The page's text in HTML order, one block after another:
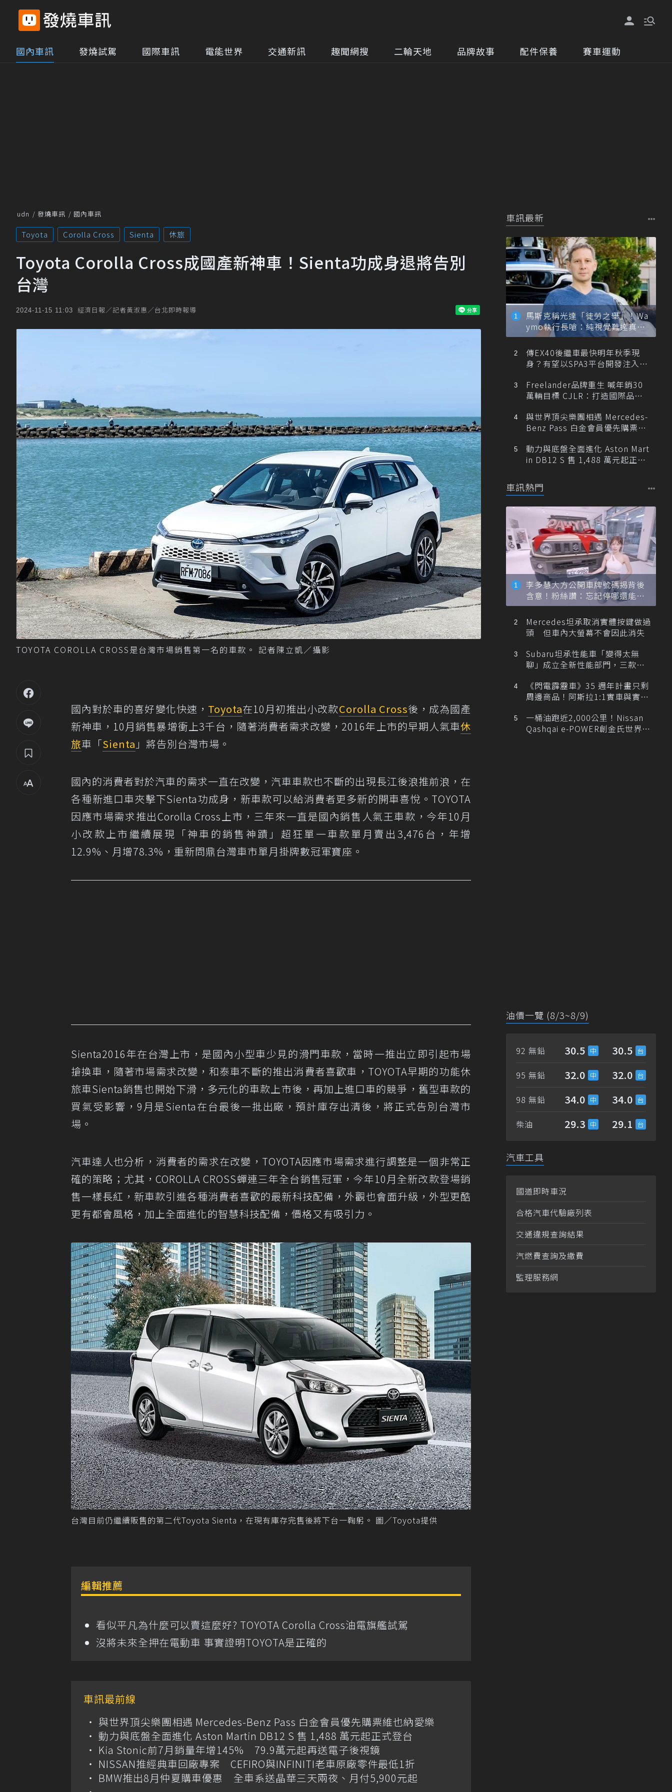
國內車訊 發燒試駕 國際車訊 電能世界 交通新訊 趣聞網搜 二輪天地 品牌故事 配件保養 賽車運動
udn 發燒車訊 國內車訊
Toyota Corolla Cross Sienta 休旅
Toyota Corolla Cross成國產新神車！Sienta功成身退將告別
台灣
2024-11-15 11:03 經濟日報／記者黃淑惠／台北即時報導
TOYOTA COROLLA CROSS是台灣市場銷售第一名的車款。 記者陳立凱／攝影
國內對於車的喜好變化快速， Toyota在10月初推出小改款Corolla Cross後，成為國產
新神車，10月銷售暴增衝上3千台，隨著消費者需求改變，2016年上市的早期人氣車休
旅車「Sienta 」將告別台灣市場。
國內的消費者對於汽車的需求一直在改變，汽車車款也不斷的出現長江後浪推前浪，在
各種新進口車夾擊下Sienta功成身，新車款可以給消費者更多新的開車喜悅。TOYOTA
因應市場需求推出Corolla Cross上市，三年來一直是國內銷售人氣王車款，今年10月
小改款上市繼續展現「神車的銷售神蹟」超狂單一車款單月賣出3,476台，年增
12.9%、月增78.3%，重新問鼎台灣車市單月掛牌數冠軍寶座。
Sienta2016年在台灣上市，是國內小型車少見的滑門車款，當時一推出立即引起市場
搶換車，隨著市場需求改變，和泰車不斷的推出消費者喜歡車，TOYOTA早期的功能休
旅車Sienta銷售也開始下滑，多元化的車款上市後，再加上進口車的競爭，舊型車款的
買氣受影響，9月是Sienta在台最後一批出廠，預計庫存出清後，將正式告別台灣市
場。
汽車達人也分析，消費者的需求在改變，TOYOTA因應市場需求進行調整是一個非常正
確的策略；尤其，COROLLA CROSS蟬連三年全台銷售冠軍，今年10月全新改款登場銷
售一樣長紅，新車款引進各種消費者喜歡的最新科技配備，外觀也會面升級，外型更酷
更有都會風格，加上全面進化的智慧科技配備，價格又有吸引力。
台灣目前仍繼續販售的第二代Toyota Sienta，在現有庫存完售後將下台一鞠躬。 圖／Toyota提供
編輯推薦
看似平凡為什麼可以賣這麼好? TOYOTA Corolla Cross油電旗艦試駕
沒將未來全押在電動車 事實證明TOYOTA是正確的
車訊最前線
與世界頂尖樂團相遇 Mercedes-Benz Pass 白金會員優先購票維也納愛樂
動力與底盤全面進化 Aston Martin DB12 S 售 1,488 萬元起正式登台
Kia Stonic前7月銷量年增145% 79.9萬元起再送電子後視鏡
NISSAN推經典車回廠專案 CEFIRO與INFINITI老車原廠零件最低1折
BMW推出8月仲夏購車優惠 全車系送晶華三天兩夜、月付5,900元起
車訊最新
馬斯克稱光達「徒勞之舉」！Wa
ymo執行長嗆：純視覺難達真正
自動駕駛
傳EX40後繼車最快明年秋季現
身？有望以SPA3平台開發注入80
Freelander品牌重生 喊年銷30
萬輛目標 CJLR：打造國際品牌
與世界頂尖樂團相遇 Mercedes-
Benz Pass 白金會員優先購票維
動力與底盤全面進化 Aston Mart
in DB12 S 售 1,488 萬元起正式
車訊熱門
李多慧大方公開車牌號碼揭背後
含意！粉絲讚：忘記停哪還能幫
忙找車
Mercedes坦承取消實體按鍵做過
頭 但車內大螢幕不會因此消失
Subaru坦承性能車「變得太無
聊」成立全新性能部門，三款手
《閃電霹靂車》35 週年計畫只剩
周邊商品！阿斯拉1:1實車與實體
一桶油跑近2,000公里！Nissan
Qashqai e-POWER創金氏世界紀
油價一覽 (8/3~8/9)
92 無鉛 30.5 30.5
95 無鉛 32.0 32.0
98 無鉛 34.0 34.0
柴油 29.3 29.1
汽車工具
國道即時車況
合格汽車代驗廠列表
交通違規查詢結果
汽燃費查詢及繳費
監理服務網